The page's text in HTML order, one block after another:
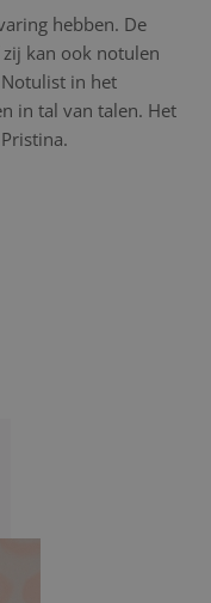
hebben. De
kan ook notulen
in het
in tal van talen. Het